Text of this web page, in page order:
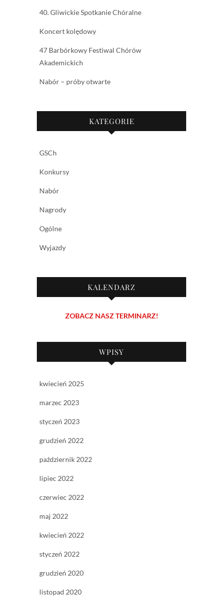
40. Gliwickie Spotkanie Chóralne
Koncert kolędowy
47 Barbórkowy Festiwal Chórów
Akademickich
Nabór – próby otwarte
KATEGORIE
GSCh
Konkursy
Nabór
Nagrody
Ogólne
Wyjazdy
KALENDARZ
ZOBACZ NASZ TERMINARZ!
WPISY
kwiecień 2025
marzec 2023
styczeń 2023
grudzień 2022
październik 2022
lipiec 2022
czerwiec 2022
maj 2022
kwiecień 2022
styczeń 2022
grudzień 2020
listopad 2020